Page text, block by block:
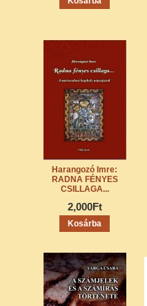
Harangozó Imre:
RADNA FÉNYES
CSILLAGA...
2,000Ft